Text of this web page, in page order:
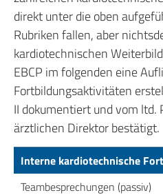
direkt unter die oben
Rubriken fallen, aber
kardiotechnischen
EBCP im folgenden eine
Fortbildungsaktivitäten
II dokumentiert und vom ltd.
ärztlichen Direktor bestätigt.
Interne kardiotechnische
Teambesprechungen (passiv)